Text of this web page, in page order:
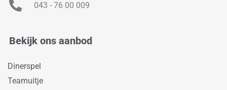
043 - 76 00 009
Bekijk ons aanbod
Dinerspel
Teamuitje